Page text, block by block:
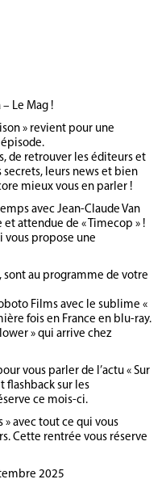
Le Mag !
» revient pour une
de retrouver les éditeurs et
leurs news et bien
mieux vous en parler !
avec Jean-Claude Van
attendue de « Timecop » !
vous propose une
sont au programme de votre
Films avec le sublime «
fois en France en blu-ray.
» qui arrive chez
vous parler de l’actu « Sur
flashback sur les
ce mois-ci.
» avec tout ce qui vous
Cette rentrée vous réserve
2025